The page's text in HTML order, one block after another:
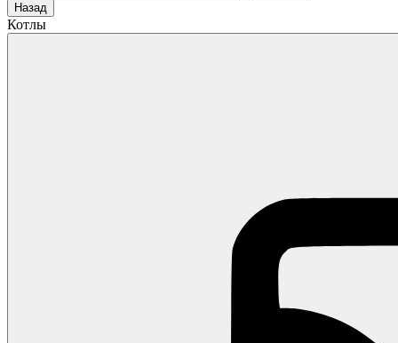
Назад
Котлы